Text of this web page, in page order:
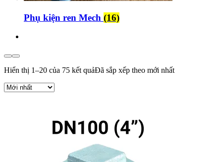
Phụ kiện ren Mech (16)
Hiển thị 1–20 của 75 kết quảĐã sắp xếp theo mới nhất